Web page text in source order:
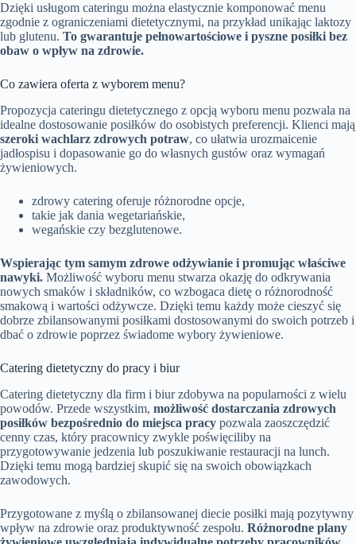
Dzięki usługom cateringu można elastycznie komponować menu
zgodnie z ograniczeniami dietetycznymi, na przykład unikając laktozy
lub glutenu. To gwarantuje pełnowartościowe i pyszne posiłki bez
obaw o wpływ na zdrowie.
Co zawiera oferta z wyborem menu?
Propozycja cateringu dietetycznego z opcją wyboru menu pozwala na
idealne dostosowanie posiłków do osobistych preferencji. Klienci mają
szeroki wachlarz zdrowych potraw, co ułatwia urozmaicenie
jadłospisu i dopasowanie go do własnych gustów oraz wymagań
żywieniowych.
zdrowy catering oferuje różnorodne opcje,
takie jak dania wegetariańskie,
wegańskie czy bezglutenowe.
Wspierając tym samym zdrowe odżywianie i promując właściwe
nawyki. Możliwość wyboru menu stwarza okazję do odkrywania
nowych smaków i składników, co wzbogaca dietę o różnorodność
smakową i wartości odżywcze. Dzięki temu każdy może cieszyć się
dobrze zbilansowanymi posiłkami dostosowanymi do swoich potrzeb i
dbać o zdrowie poprzez świadome wybory żywieniowe.
Catering dietetyczny do pracy i biur
Catering dietetyczny dla firm i biur zdobywa na popularności z wielu
powodów. Przede wszystkim, możliwość dostarczania zdrowych
posiłków bezpośrednio do miejsca pracy pozwala zaoszczędzić
cenny czas, który pracownicy zwykle poświęciliby na
przygotowywanie jedzenia lub poszukiwanie restauracji na lunch.
Dzięki temu mogą bardziej skupić się na swoich obowiązkach
zawodowych.
Przygotowane z myślą o zbilansowanej diecie posiłki mają pozytywny
wpływ na zdrowie oraz produktywność zespołu. Różnorodne plany